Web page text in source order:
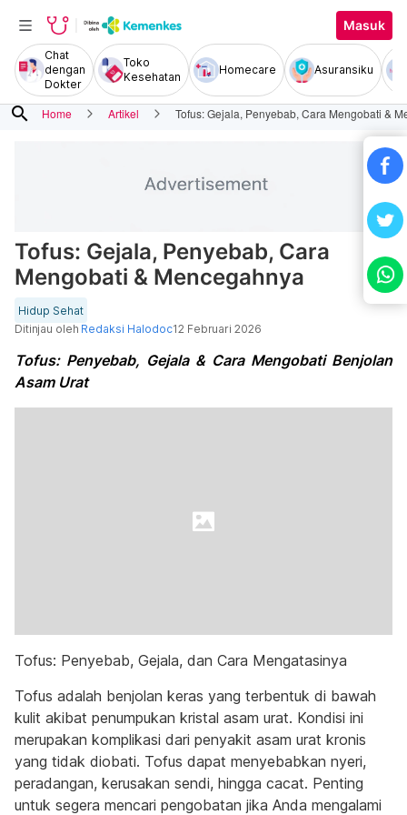
Masuk
Chat
dengan
Dokter
Toko
Kesehatan
Homecare Asuransiku
search Home Artikel Tofus: Gejala, Penyebab, Cara Mengobati &
Tofus: Gejala, Penyebab, Cara
Mengobati & Mencegahnya
Hidup Sehat
Ditinjau oleh Redaksi Halodoc12 Februari 2026
Tofus: Penyebab, Gejala & Cara Mengobati Benjolan
Asam Urat
Tofus: Penyebab, Gejala, dan Cara Mengatasinya
Tofus adalah benjolan keras yang terbentuk di bawah
kulit akibat penumpukan kristal asam urat. Kondisi ini
merupakan komplikasi dari penyakit asam urat kronis
yang tidak diobati. Tofus dapat menyebabkan nyeri,
peradangan, kerusakan sendi, hingga cacat. Penting
untuk segera mencari pengobatan jika Anda mengalami